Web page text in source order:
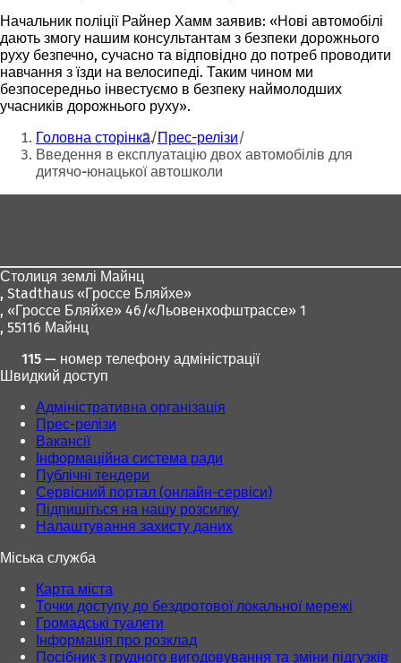
Начальник поліції Райнер Хамм заявив: «Нові автомобілі
дають змогу нашим консультантам з безпеки дорожнього
руху безпечно, сучасно та відповідно до потреб проводити
навчання з їзди на велосипеді. Таким чином ми
безпосередньо інвестуємо в безпеку наймолодших
учасників дорожнього руху».
Ти
тут:
Головна сторінка Прес-релізи
Введення в експлуатацію двох автомобілів для
дитячо-юнацької автошколи
Столиця землі Майнц
, Stadthaus «Гроссе Бляйхе»
, «Гроссе Бляйхе» 46/«Льовенхофштрассе» 1
, 55116 Майнц
115 — номер телефону адміністрації
Швидкий доступ
Адміністративна організація
Прес-релізи
Вакансії
Інформаційна система ради
Публічні тендери
Сервісний портал (онлайн-сервіси)
Підпишіться на нашу розсилку
Налаштування захисту даних
Міська служба
Карта міста
Точки доступу до бездротової локальної мережі
Громадські туалети
Інформація про розклад
Посібник з грудного вигодовування та зміни підгузків